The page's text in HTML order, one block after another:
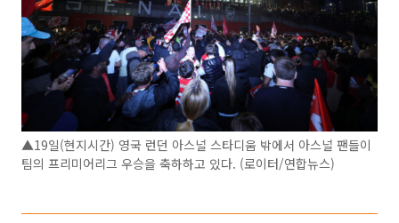
▲19일(현지시간) 영국 런던 아스널 스타디움 밖에서 아스널 팬들이
팀의 프리미어리그 우승을 축하하고 있다. (로이터/연합뉴스)